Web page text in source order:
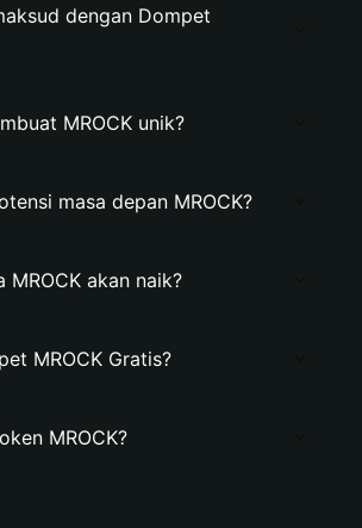
dengan Dompet
MROCK unik?
masa depan MROCK?
MROCK akan naik?
MROCK Gratis?
MROCK?